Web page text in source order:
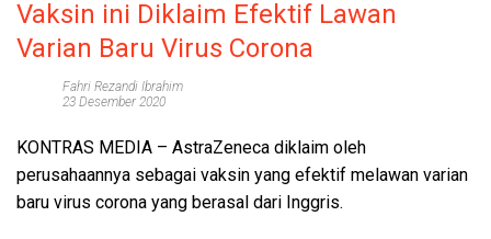
Vaksin ini Diklaim Efektif Lawan
Varian Baru Virus Corona
Fahri Rezandi Ibrahim
23 Desember 2020
KONTRAS MEDIA – AstraZeneca diklaim oleh
perusahaannya sebagai vaksin yang efektif melawan varian
baru virus corona yang berasal dari Inggris.